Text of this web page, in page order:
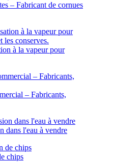
– Fabricant de cornues
à la vapeur pour
– Fabricants,
dans l'eau à vendre
chips